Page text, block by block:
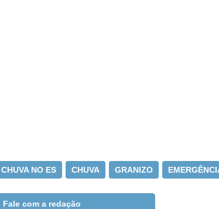
CHUVA NO ES CHUVA GRANIZO
Fale com a redação